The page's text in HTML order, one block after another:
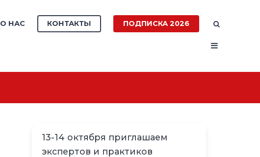
О НАС КОНТАКТЫ ПОДПИСКА 2026
13-14 октября приглашаем
экспертов и практиков